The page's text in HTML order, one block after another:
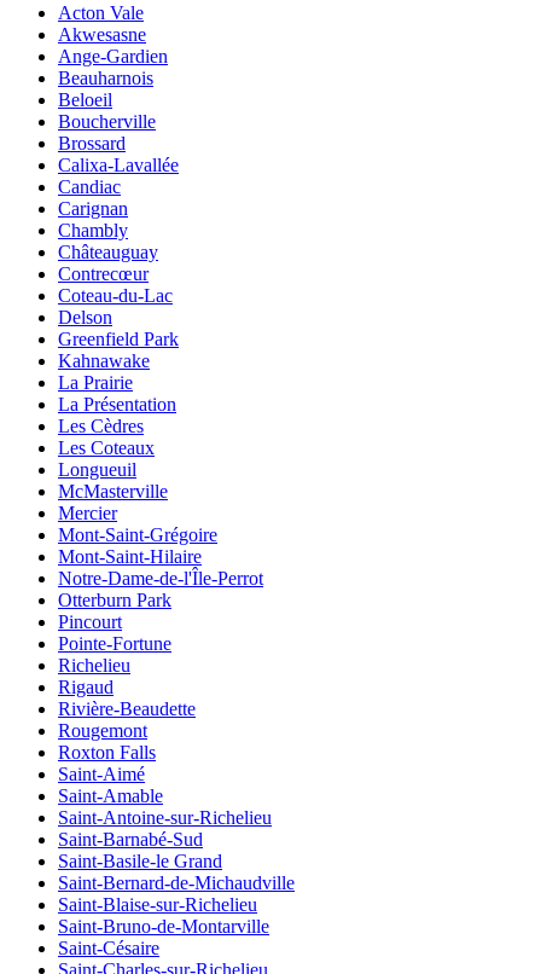
Acton Vale
Akwesasne
Ange-Gardien
Beauharnois
Beloeil
Boucherville
Brossard
Calixa-Lavallée
Candiac
Carignan
Chambly
Châteauguay
Contrecœur
Coteau-du-Lac
Delson
Greenfield Park
Kahnawake
La Prairie
La Présentation
Les Cèdres
Les Coteaux
Longueuil
McMasterville
Mercier
Mont-Saint-Grégoire
Mont-Saint-Hilaire
Notre-Dame-de-l'Île-Perrot
Otterburn Park
Pincourt
Pointe-Fortune
Richelieu
Rigaud
Rivière-Beaudette
Rougemont
Roxton Falls
Saint-Aimé
Saint-Amable
Saint-Antoine-sur-Richelieu
Saint-Barnabé-Sud
Saint-Basile-le Grand
Saint-Bernard-de-Michaudville
Saint-Blaise-sur-Richelieu
Saint-Bruno-de-Montarville
Saint-Césaire
Saint-Charles-sur-Richelieu